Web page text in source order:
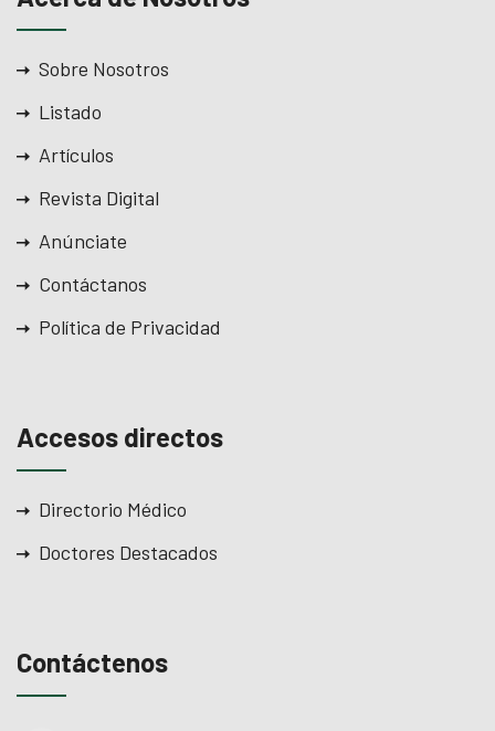
Sobre Nosotros
Listado
Artículos
Revista Digital
Anúnciate
Contáctanos
Política de Privacidad
Accesos directos
Directorio Médico
Doctores Destacados
Contáctenos